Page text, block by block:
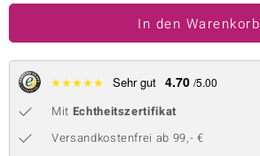
Collection
In den Warenkorb
★★★★★ Sehr gut 4.70 /5.00
Mit Echtheitszertifikat
Versandkostenfrei ab 99,- €